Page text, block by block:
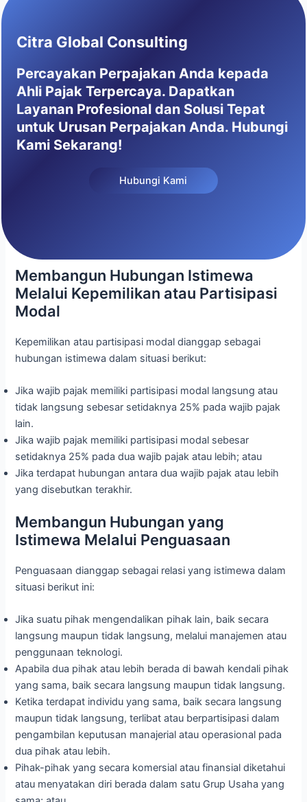
Citra Global Consulting
Percayakan Perpajakan Anda kepada
Ahli Pajak Terpercaya. Dapatkan
Layanan Profesional dan Solusi Tepat
untuk Urusan Perpajakan Anda. Hubungi
Kami Sekarang!
Hubungi Kami
Membangun Hubungan Istimewa
Melalui Kepemilikan atau Partisipasi
Modal
Kepemilikan atau partisipasi modal dianggap sebagai
hubungan istimewa dalam situasi berikut:
Jika wajib pajak memiliki partisipasi modal langsung atau
tidak langsung sebesar setidaknya 25% pada wajib pajak
lain.
Jika wajib pajak memiliki partisipasi modal sebesar
setidaknya 25% pada dua wajib pajak atau lebih; atau
Jika terdapat hubungan antara dua wajib pajak atau lebih
yang disebutkan terakhir.
Membangun Hubungan yang
Istimewa Melalui Penguasaan
Penguasaan dianggap sebagai relasi yang istimewa dalam
situasi berikut ini:
Jika suatu pihak mengendalikan pihak lain, baik secara
langsung maupun tidak langsung, melalui manajemen atau
penggunaan teknologi.
Apabila dua pihak atau lebih berada di bawah kendali pihak
yang sama, baik secara langsung maupun tidak langsung.
Ketika terdapat individu yang sama, baik secara langsung
maupun tidak langsung, terlibat atau berpartisipasi dalam
pengambilan keputusan manajerial atau operasional pada
dua pihak atau lebih.
Pihak-pihak yang secara komersial atau finansial diketahui
atau menyatakan diri berada dalam satu Grup Usaha yang